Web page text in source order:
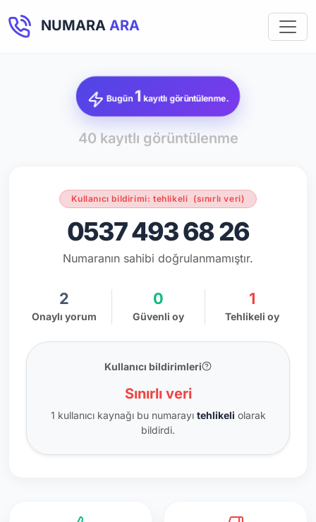
NUMARA ARA
Bugün 1 kayıtlı görüntülenme.
40 kayıtlı görüntülenme
Kullanıcı bildirimi: tehlikeli (sınırlı veri)
0537 493 68 26
Numaranın sahibi doğrulanmamıştır.
2
Onaylı yorum
0
Güvenli oy
1
Tehlikeli oy
Kullanıcı bildirimleri
Sınırlı veri
1 kullanıcı kaynağı bu numarayı tehlikeli olarak
bildirdi.